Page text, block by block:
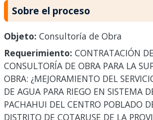
Sobre el proceso
Objeto: Consultoría de Obra
Requerimiento: CONTRATACIÓN
CONSULTORÍA DE OBRA PARA LA
OBRA: ¿MEJORAMIENTO DEL
DE AGUA PARA RIEGO EN SISTEMA
PACHAHUI DEL CENTRO POBLADO
DISTRITO DE COTARUSE DE LA